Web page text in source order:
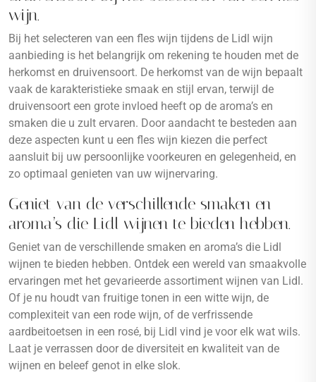
wijn.
Bij het selecteren van een fles wijn tijdens de Lidl wijn
aanbieding is het belangrijk om rekening te houden met de
herkomst en druivensoort. De herkomst van de wijn bepaalt
vaak de karakteristieke smaak en stijl ervan, terwijl de
druivensoort een grote invloed heeft op de aroma’s en
smaken die u zult ervaren. Door aandacht te besteden aan
deze aspecten kunt u een fles wijn kiezen die perfect
aansluit bij uw persoonlijke voorkeuren en gelegenheid, en
zo optimaal genieten van uw wijnervaring.
Geniet van de verschillende smaken en
aroma’s die Lidl wijnen te bieden hebben.
Geniet van de verschillende smaken en aroma’s die Lidl
wijnen te bieden hebben. Ontdek een wereld van smaakvolle
ervaringen met het gevarieerde assortiment wijnen van Lidl.
Of je nu houdt van fruitige tonen in een witte wijn, de
complexiteit van een rode wijn, of de verfrissende
aardbeitoetsen in een rosé, bij Lidl vind je voor elk wat wils.
Laat je verrassen door de diversiteit en kwaliteit van de
wijnen en beleef genot in elke slok.